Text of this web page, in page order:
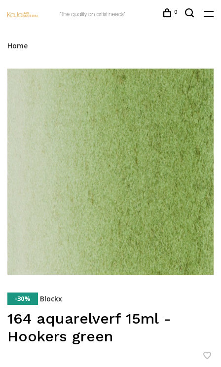
0
Home
-30% Blockx
164 aquarelverf 15ml -
Hookers green